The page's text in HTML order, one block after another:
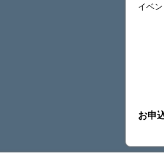
イベ
仁
ラ
／
エ
開
お申